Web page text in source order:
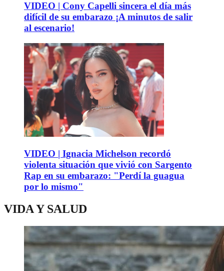
VIDEO | Cony Capelli sincera el día más
difícil de su embarazo ¡A minutos de salir
al escenario!
VIDEO | Ignacia Michelson recordó
violenta situación que vivió con Sargento
Rap en su embarazo: "Perdí la guagua
por lo mismo"
VIDA Y SALUD